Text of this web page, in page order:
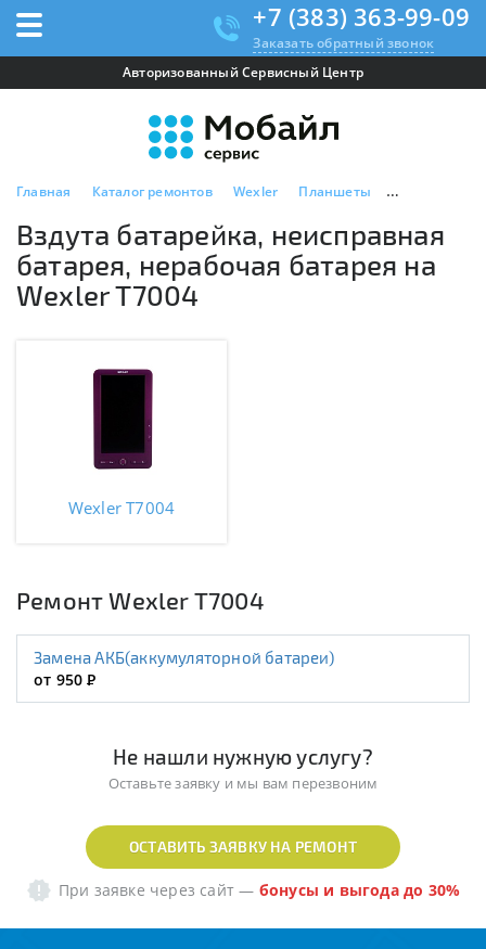
+7 (383) 363-99-09
Заказать обратный звонок
Авторизованный Сервисный Центр
Главная Каталог ремонтов Wexler Планшеты Wexler T7004
Вздута батарейка, неисправная
батарея, нерабочая батарея на
Wexler T7004
Wexler T7004
Ремонт Wexler T7004
Замена АКБ(аккумуляторной батареи)
от 950Р
Не нашли нужную услугу?
Оставьте заявку и мы вам перезвоним
ОСТАВИТЬ ЗАЯВКУ НА РЕМОНТ
При заявке через сайт — бонусы и выгода до 30%